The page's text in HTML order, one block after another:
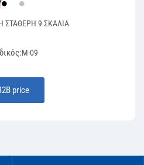
9 ΣΚΑΛΙΑ
Μ-09
price